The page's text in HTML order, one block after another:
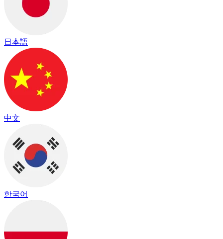
日本語
中文
한국어